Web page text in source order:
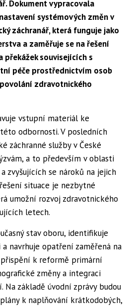
Dokument vypracovala
systémových změn v
záchranář, která funguje jako
a zaměřuje se na řešení
překážek souvisejících s
péče prostřednictvím osob
zdravotnického
vstupní materiál ke
odbornosti. V posledních
záchranné služby v České
a to především v oblasti
zvyšujících se nároků na jejich
situace je nezbytné
umožní rozvoj zdravotnického
letech.
stav oboru, identifikuje
navrhuje opatření zaměřená na
k reformě primární
změny a integraci
základě úvodní zprávy budou
k naplňování krátkodobých,